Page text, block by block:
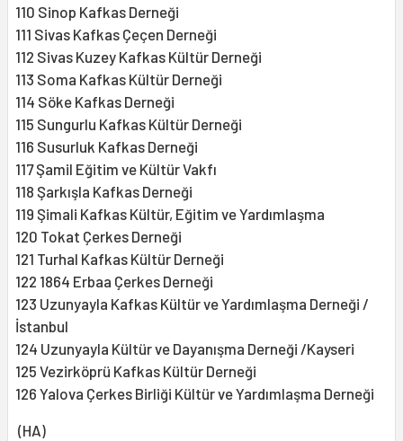
110 Sinop Kafkas Derneği
111 Sivas Kafkas Çeçen Derneği
112 Sivas Kuzey Kafkas Kültür Derneği
113 Soma Kafkas Kültür Derneği
114 Söke Kafkas Derneği
115 Sungurlu Kafkas Kültür Derneği
116 Susurluk Kafkas Derneği
117 Şamil Eğitim ve Kültür Vakfı
118 Şarkışla Kafkas Derneği
119 Şimali Kafkas Kültür, Eğitim ve Yardımlaşma
120 Tokat Çerkes Derneği
121 Turhal Kafkas Kültür Derneği
122 1864 Erbaa Çerkes Derneği
123 Uzunyayla Kafkas Kültür ve Yardımlaşma Derneği /
İstanbul
124 Uzunyayla Kültür ve Dayanışma Derneği /Kayseri
125 Vezirköprü Kafkas Kültür Derneği
126 Yalova Çerkes Birliği Kültür ve Yardımlaşma Derneği
(HA)